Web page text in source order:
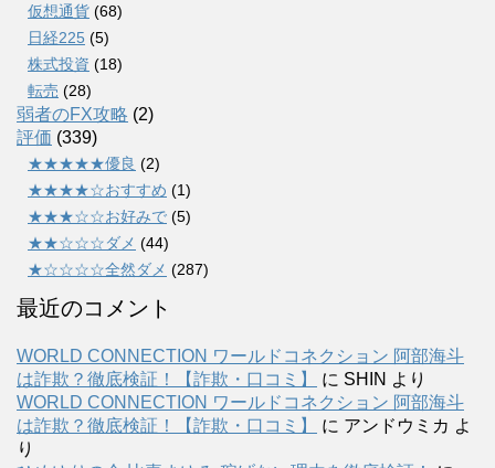
仮想通貨 (68)
日経225 (5)
株式投資 (18)
転売 (28)
弱者のFX攻略 (2)
評価 (339)
★★★★★優良 (2)
★★★★☆おすすめ (1)
★★★☆☆お好みで (5)
★★☆☆☆ダメ (44)
★☆☆☆☆全然ダメ (287)
最近のコメント
WORLD CONNECTION ワールドコネクション 阿部海斗
は詐欺？徹底検証！【詐欺・口コミ】
に SHIN より
WORLD CONNECTION ワールドコネクション 阿部海斗
は詐欺？徹底検証！【詐欺・口コミ】
に アンドウミカ よ
り